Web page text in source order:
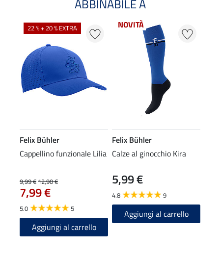
ABBINABILE A
22 % + 20 % EXTRA
Felix Bühler
Cappellino funzionale Lilia
9,99 €12,90 €
7,99 €
5.0 5
Aggiungi al carrello
NOVITÀ
Felix Bühler
Calze al ginocchio Kira
5,99 €
4.8 9
Aggiungi al carrello